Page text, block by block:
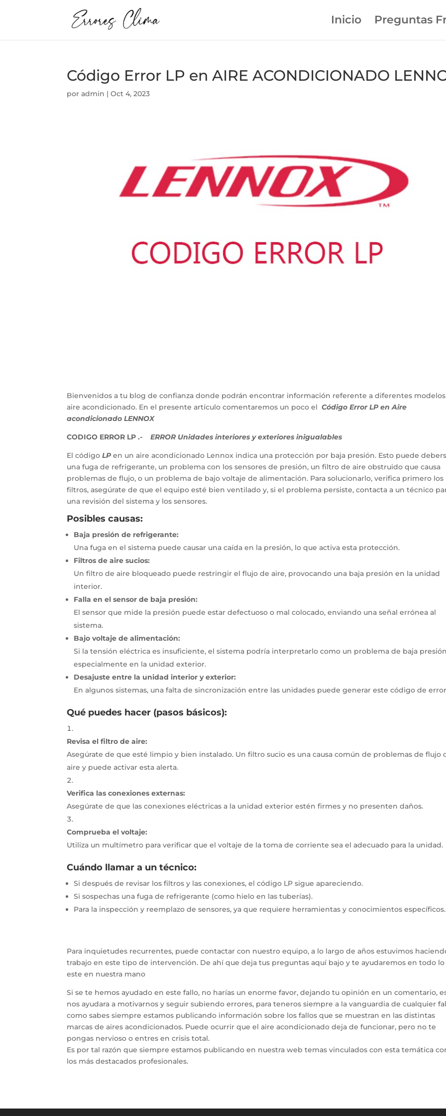
Inicio Preguntas
Código Error LP en AIRE ACONDICIONADO
poradmin |Oct 4, 2023
Bienvenidos a tu blog de confianza donde podrán encontrar información referente a diferentes
aire acondicionado. En el presente artículo comentaremos un poco elCódigo Error LP en Aire
acondicionado LENNOX
CODIGO ERROR LP .- ERROR Unidades interiores y exteriores inigualables
El códigoLP en un aire acondicionado Lennox indica una protección por baja presión. Esto puede
una fuga de refrigerante, un problema con los sensores de presión, un filtro de aire obstruido que causa
problemas de flujo, o un problema de bajo voltaje de alimentación. Para solucionarlo, verifica primero los
filtros, asegúrate de que el equipo esté bien ventilado y, si el problema persiste, contacta a un técnico
una revisión del sistema y los sensores.
Posibles causas:
Baja presión de refrigerante:
Una fuga en el sistema puede causar una caída en la presión, lo que activa esta protección.
Filtros de aire sucios:
Un filtro de aire bloqueado puede restringir el flujo de aire, provocando una baja presión en la unidad
interior.
Falla en el sensor de baja presión:
El sensor que mide la presión puede estar defectuoso o mal colocado, enviando una señal errónea al
sistema.
Bajo voltaje de alimentación:
Si la tensión eléctrica es insuficiente, el sistema podría interpretarlo como un problema de baja
especialmente en la unidad exterior.
Desajuste entre la unidad interior y exterior:
En algunos sistemas, una falta de sincronización entre las unidades puede generar este código de
Qué puedes hacer (pasos básicos):
Revisa el filtro de aire:
Asegúrate de que esté limpio y bien instalado. Un filtro sucio es una causa común de problemas de flujo
aire y puede activar esta alerta.
Verifica las conexiones externas:
Asegúrate de que las conexiones eléctricas a la unidad exterior estén firmes y no presenten daños.
Comprueba el voltaje:
Utiliza un multímetro para verificar que el voltaje de la toma de corriente sea el adecuado para la unidad.
Cuándo llamar a un técnico:
Si después de revisar los filtros y las conexiones, el código LP sigue apareciendo.
Si sospechas una fuga de refrigerante (como hielo en las tuberías).
Para la inspección y reemplazo de sensores, ya que requiere herramientas y conocimientos específicos.
Para inquietudes recurrentes, puede contactar con nuestro equipo, a lo largo de años estuvimos
trabajo en este tipo de intervención. De ahí que deja tus preguntas aquí bajo y te ayudaremos en todo
este en nuestra mano
Si se te hemos ayudado en este fallo, no harías un enorme favor, dejando tu opinión en un comentario,
nos ayudara a motivarnos y seguir subiendo errores, para teneros siempre a la vanguardia de cualquier
como sabes siempre estamos publicando información sobre los fallos que se muestran en las distintas
marcas de aires acondicionados. Puede ocurrir que el aire acondicionado deja de funcionar, pero no te
pongas nervioso o entres en crisis total.
Es por tal razón que siempre estamos publicando en nuestra web temas vinculados con esta temática
los más destacados profesionales.